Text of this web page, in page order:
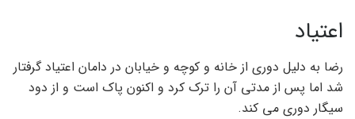
اعتیاد
رضا به دلیل دوری از خانه و کوچه و خیابان در دامان اعتیاد گرفتار
شد اما پس از مدتی آن را ترک کرد و اکنون پاک است و از دود
سیگار دوری می کند.